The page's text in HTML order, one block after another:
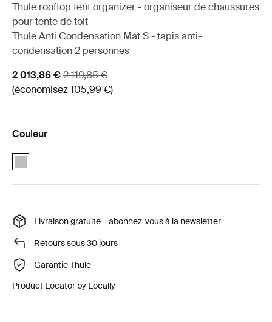
Thule rooftop tent organizer - organiseur de chaussures
pour tente de toit
Thule Anti Condensation Mat S - tapis anti-
condensation 2 personnes
Prix de vente
2 013,86 €Prix d’origine
2 119,85 €
(économisez 105,99 €)
Couleur
Pack essentiel Basecamp Thule Foothill 2 Gris Ashland (selected)
Livraison gratuite – abonnez‑vous à la newsletter
Retours sous 30 jours
Garantie Thule
Product Locator by Locally